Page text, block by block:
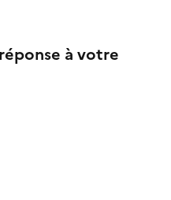
à votre